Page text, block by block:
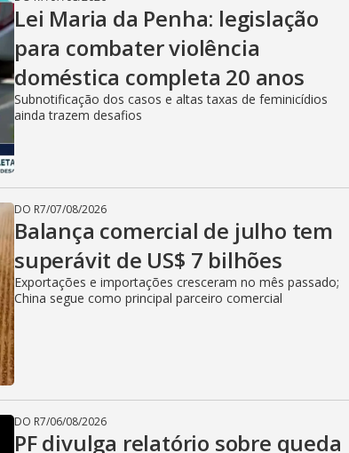
Lei Maria da Penha: legislação
para combater violência
doméstica completa 20 anos
Subnotificação dos casos e altas taxas de feminicídios
ainda trazem desafios
DO R7/07/08/2026
Balança comercial de julho tem
superávit de US$ 7 bilhões
Exportações e importações cresceram no mês passado;
China segue como principal parceiro comercial
DO R7/06/08/2026
PF divulga relatório sobre queda